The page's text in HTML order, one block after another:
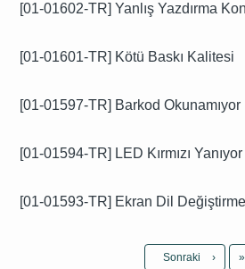
[01-01602-TR] Yanlış Yazdırma
[01-01601-TR] Kötü Baskı Kalitesi
[01-01597-TR] Barkod Okunamıyor
[01-01594-TR] LED Kırmızı Yanıyor
[01-01593-TR] Ekran Dil
Sonraki › »